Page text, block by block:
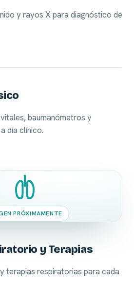
y rayos X para diagnóstico de
baumanómetros y
día clínico.
PRÓXIMAMENTE
y Terapias
terapias respiratorias para cada